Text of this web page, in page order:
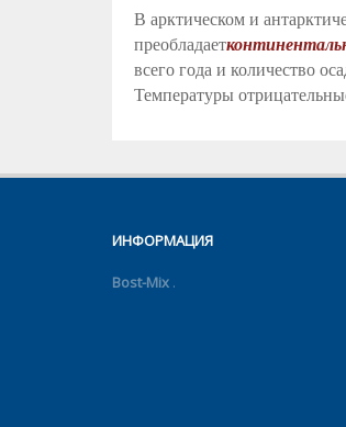
В арктическом и
преобладает
всего года и количество
Температуры
ИНФОРМАЦИЯ
Bost-Mix .